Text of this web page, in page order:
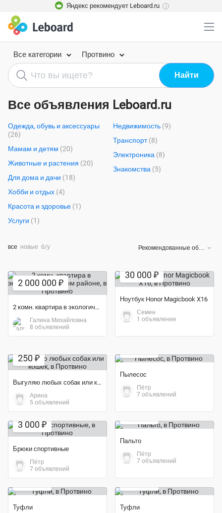
Яндекс рекомендует Leboard.ru i
Все категории Протвино
Все объявления Leboard.ru
Одежда, обувь и аксессуары
(26)
Мамам и детям (20)
Животные и растения (20)
Для дома и дачи (18)
Недвижимость (9)
Транспорт(8)
Электроника (8)
Знакомства (5)
Хобби и отдых (4)
Красота и здоровье (1)
Услуги (1)
все новые б/у Рекомендованные объявления
2 000 000 ₽
2 комн. квартира в экологически чистом районе
Галина Михайловна
8 объявлений
30 000 ₽
Ноутбук Honor Magicbook X16
Семен
1 объявление
250 ₽
Выгуляю любых собак или кошек
Арина
5 объявлений
Пылесос
Пётр
7 объявлений
3 000 ₽
Брюки спортивные
Пётр
7 объявлений
Пальто
Пётр
7 объявлений
Туфли Туфли